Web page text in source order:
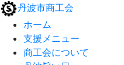
丹波市商工会
ホーム
支援メニュー
商工会について